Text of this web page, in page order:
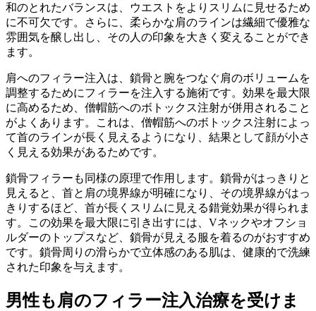
和のとれたバランスは、ウエストをよりスリムに見せるため
に不可欠です。さらに、柔らかな肩のラインは繊細で優雅な
雰囲気を醸し出し、その人の印象を大きく変えることができ
ます。
肩へのフィラー注入は、鎖骨と腕をつなぐ肩のボリュームを
調整するためにフィラーを注入する施術です。効果を最大限
に高めるため、僧帽筋へのボトックス注射が併用されること
がよくあります。これは、僧帽筋へのボトックス注射によっ
て首のラインが長く見えるようになり、結果として顔が小さ
く見える効果があるためです。
鎖骨フィラーも同様の原理で作用します。鎖骨がはっきりと
見えると、首と肩の境界線が明確になり、その境界線がはっ
きりするほど、首が長くスリムに見える錯覚効果が得られま
す。この効果を最大限に引き出すには、Vネックやオフショ
ルダーのトップスなど、鎖骨が見える服を着るのがおすすめ
です。鎖骨周りの滑らかで立体感のある肌は、健康的で洗練
された印象を与えます。
男性も肩のフィラー注入治療を受けま